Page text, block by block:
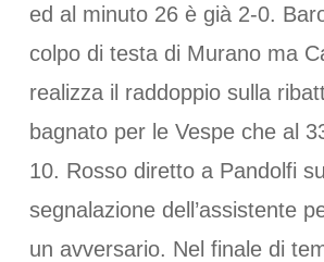
ed al minuto 26 è già 2-0.
colpo di testa di Murano ma
realizza il raddoppio sulla
bagnato per le Vespe che al
10. Rosso diretto a Pandolfi su
segnalazione dell’assistente
un avversario. Nel finale di